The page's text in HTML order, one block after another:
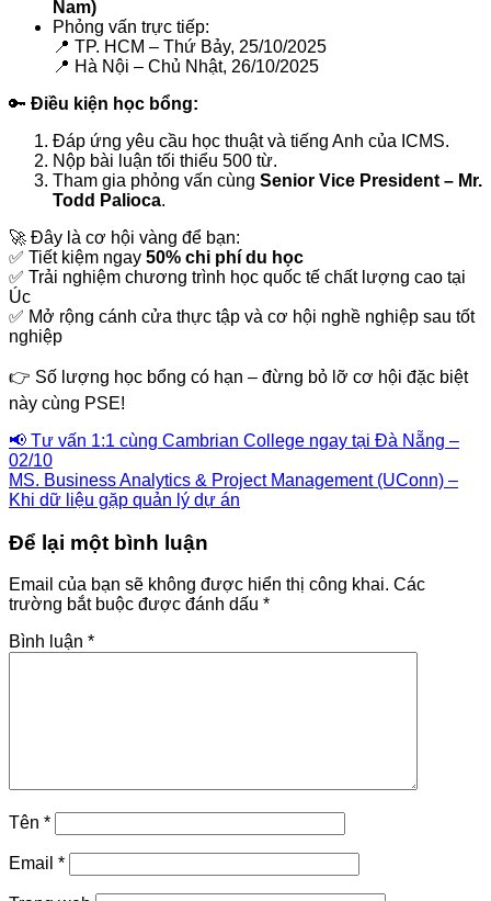
Nam)
Phỏng vấn trực tiếp:
📍 TP. HCM – Thứ Bảy, 25/10/2025
📍 Hà Nội – Chủ Nhật, 26/10/2025
🔑 Điều kiện học bổng:
Đáp ứng yêu cầu học thuật và tiếng Anh của ICMS.
Nộp bài luận tối thiểu 500 từ.
Tham gia phỏng vấn cùng Senior Vice President – Mr.
Todd Palioca.
🚀 Đây là cơ hội vàng để bạn:
✅ Tiết kiệm ngay 50% chi phí du học
✅ Trải nghiệm chương trình học quốc tế chất lượng cao tại
Úc
✅ Mở rộng cánh cửa thực tập và cơ hội nghề nghiệp sau tốt
nghiệp
👉 Số lượng học bổng có hạn – đừng bỏ lỡ cơ hội đặc biệt
này cùng PSE!
📢 Tư vấn 1:1 cùng Cambrian College ngay tại Đà Nẵng –
02/10
MS. Business Analytics & Project Management (UConn) –
Khi dữ liệu gặp quản lý dự án
Để lại một bình luận
Email của bạn sẽ không được hiển thị công khai. Các
trường bắt buộc được đánh dấu *
Bình luận *
Tên *
Email *